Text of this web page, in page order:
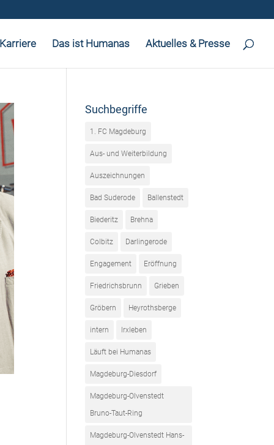
Das ist Humanas Aktuelles & Presse
Suchbegriffe
1. FC Magdeburg
Aus- und Weiterbildung
Auszeichnungen
Bad Suderode Ballenstedt
Biederitz Brehna
Colbitz Darlingerode
Engagement Eröffnung
Friedrichsbrunn Grieben
Gröbern Heyrothsberge
intern Irxleben
Läuft bei Humanas
Magdeburg-Diesdorf
Magdeburg-Olvenstedt
Bruno-Taut-Ring
Magdeburg-Olvenstedt Hans-